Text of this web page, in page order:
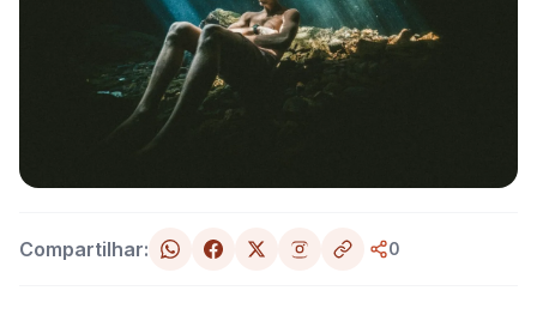
Compartilhar: 0